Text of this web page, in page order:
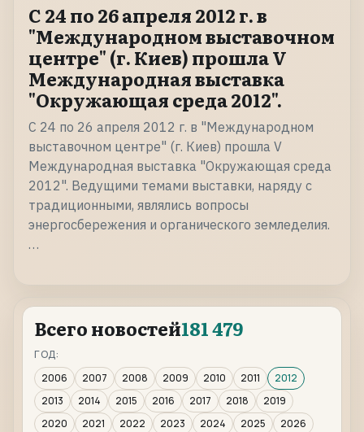
С 24 по 26 апреля 2012 г. в
"Международном выставочном
центре" (г. Киев) прошла V
Международная выставка
"Окружающая среда 2012".
С 24 по 26 апреля 2012 г. в "Международном
выставочном центре" (г. Киев) прошла V
Международная выставка "Окружающая среда
2012". Ведущими темами выставки, наряду с
традиционными, являлись вопросы
энергосбережения и органического земледелия.
…
Всего новостей181 479
ГОД:
2006
2007 2008 2009 2010 2011
2012
2013
2014 2015 2016 2017 2018
2019
2020
2021 2022 2023 2024 2025
2026